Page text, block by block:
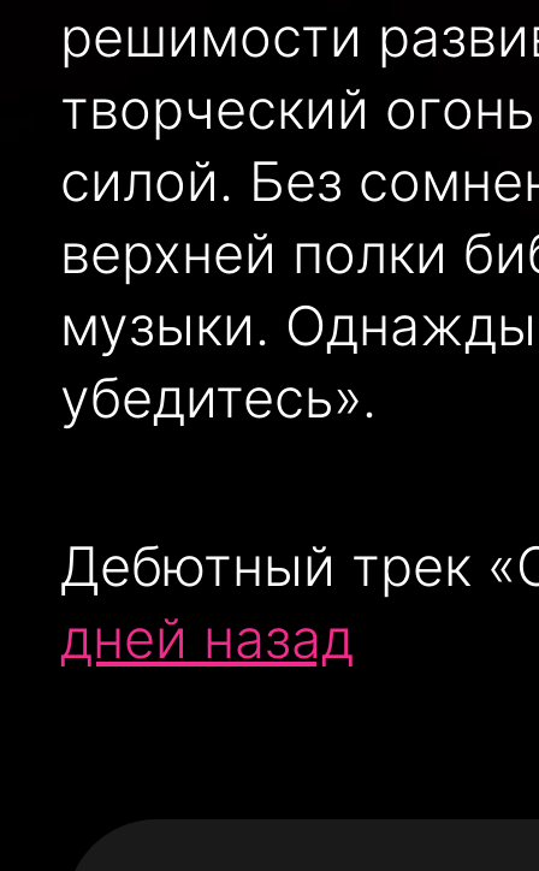
решимости
творческий
силой. Без
верхней полки
музыки.
убедитесь».
Дебютный трек
дней назад